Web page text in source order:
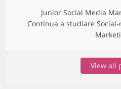
Junior Social Media
Continua a studiare
View all